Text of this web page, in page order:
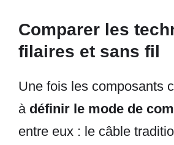
Comparer les
filaires et sans fil
Une fois les composants
à définir le mode de
entre eux : le câble